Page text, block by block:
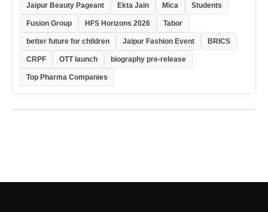
Jaipur Beauty Pageant Ekta Jain Mica Students
Fusion Group HFS Horizons 2026 Tabor
better future for children Jaipur Fashion Event BRICS
CRPF OTT launch biography pre-release
Top Pharma Companies